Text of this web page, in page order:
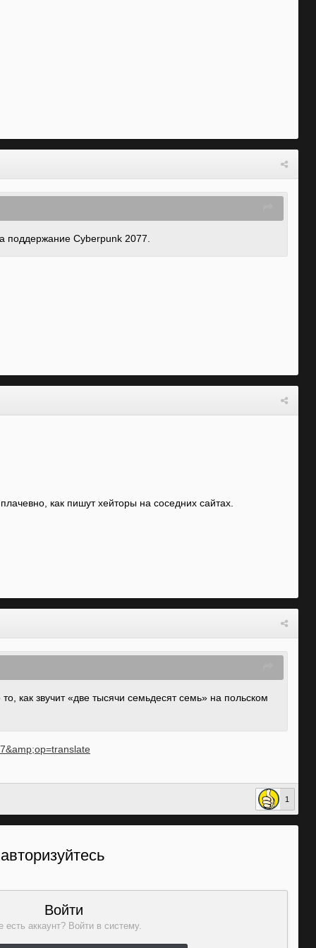
поддержание Cyberpunk 2077.
как пишут хейторы на соседних сайтах.
как звучит «две тысячи семьдесят семь» на польском
1
Войти
есть аккаунт? Войти в систему.